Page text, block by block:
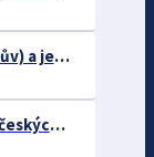
Chameleon třírohý (Jacksonův) a jeho chov
Zapomenuté střípky z dějin českých exotářů - 3.část